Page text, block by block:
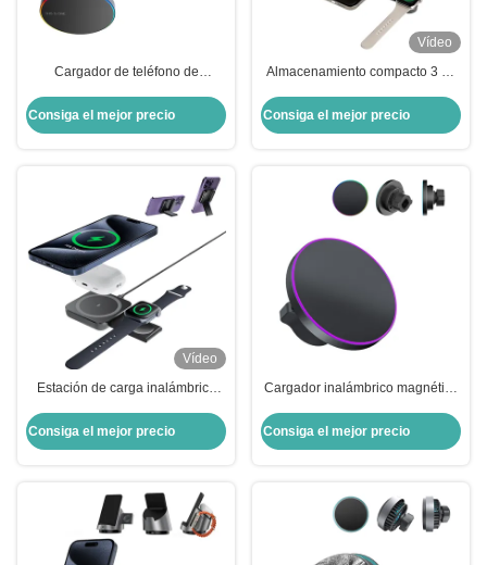
Cargador de teléfono de
múltiples ángulos con luz
Consiga el mejor precio
Vídeo
Almacenamiento compacto 3 en
auriculares de conexión tipo C
Consiga el mejor precio
Vídeo
Estación de carga inalámbrica
cargador inalámbrico magnético
Consiga el mejor precio
Cargador inalámbrico magnético
oculto con función de apagado
Consiga el mejor precio